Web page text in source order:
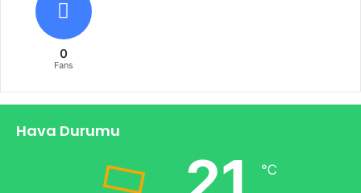
0
Fans
Hava Durumu
℃